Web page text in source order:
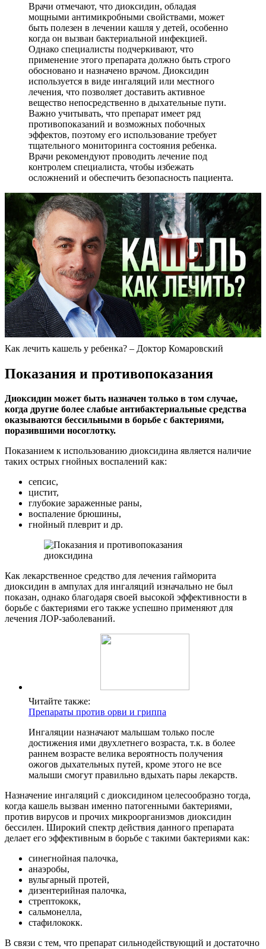
Врачи отмечают, что диоксидин, обладая
мощными антимикробными свойствами, может
быть полезен в лечении кашля у детей, особенно
когда он вызван бактериальной инфекцией.
Однако специалисты подчеркивают, что
применение этого препарата должно быть строго
обосновано и назначено врачом. Диоксидин
используется в виде ингаляций или местного
лечения, что позволяет доставить активное
вещество непосредственно в дыхательные пути.
Важно учитывать, что препарат имеет ряд
противопоказаний и возможных побочных
эффектов, поэтому его использование требует
тщательного мониторинга состояния ребенка.
Врачи рекомендуют проводить лечение под
контролем специалиста, чтобы избежать
осложнений и обеспечить безопасность пациента.
Как лечить кашель у ребенка? – Доктор Комаровский
Показания и противопоказания
Диоксидин может быть назначен только в том случае,
когда другие более слабые антибактериальные средства
оказываются бессильными в борьбе с бактериями,
поразившими носоглотку.
Показанием к использованию диоксидина является наличие
таких острых гнойных воспалений как:
сепсис,
цистит,
глубокие зараженные раны,
воспаление брюшины,
гнойный плеврит и др.
Как лекарственное средство для лечения гайморита
диоксидин в ампулах для ингаляций изначально не был
показан, однако благодаря своей высокой эффективности в
борьбе с бактериями его также успешно применяют для
лечения ЛОР-заболеваний.
Читайте также:
Препараты против орви и гриппа
Ингаляции назначают малышам только после
достижения ими двухлетнего возраста, т.к. в более
раннем возрасте велика вероятность получения
ожогов дыхательных путей, кроме этого не все
малыши смогут правильно вдыхать пары лекарств.
Назначение ингаляций с диоксидином целесообразно тогда,
когда кашель вызван именно патогенными бактериями,
против вирусов и прочих микроорганизмов диоксидин
бессилен. Широкий спектр действия данного препарата
делает его эффективным в борьбе с такими бактериями как:
синегнойная палочка,
анаэробы,
вульгарный протей,
дизентерийная палочка,
стрептококк,
сальмонелла,
стафилококк.
В связи с тем, что препарат сильнодействующий и достаточно